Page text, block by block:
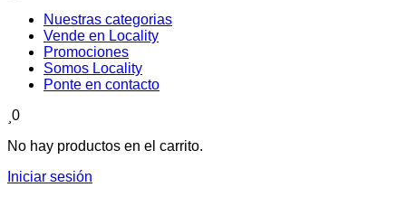
Nuestras categorias
Vende en Locality
Promociones
Somos Locality
Ponte en contacto
0
No hay productos en el carrito.
Iniciar sesión